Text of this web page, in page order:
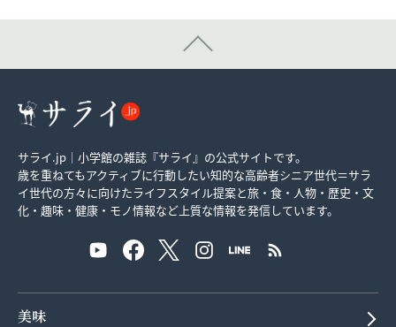
サライ.jp｜小学館の雑誌『サライ』の公式サイトです。
歳を重ねてもアクティブに行動したい知的な高齢者シニア世代＝サラ
イ世代の方々に向けたライフスタイル提案と旅・食・人物・歴史・文
化・趣味・健康・モノ情報など上質な情報を発信しています。
美味